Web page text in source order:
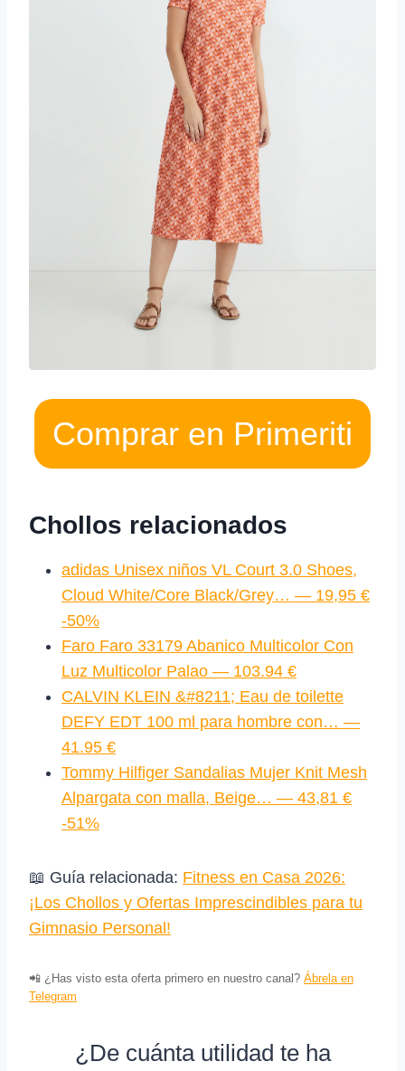
Comprar en Primeriti
Chollos relacionados
adidas Unisex niños VL Court 3.0 Shoes,
Cloud White/Core Black/Grey… — 19,95 €
-50%
Faro Faro 33179 Abanico Multicolor Con
Luz Multicolor Palao — 103.94 €
CALVIN KLEIN &#8211; Eau de toilette
DEFY EDT 100 ml para hombre con… —
41.95 €
Tommy Hilfiger Sandalias Mujer Knit Mesh
Alpargata con malla, Beige… — 43,81 €
-51%
📖 Guía relacionada: Fitness en Casa 2026:
¡Los Chollos y Ofertas Imprescindibles para tu
Gimnasio Personal!
📲 ¿Has visto esta oferta primero en nuestro canal? Ábrela en
Telegram
¿De cuánta utilidad te ha